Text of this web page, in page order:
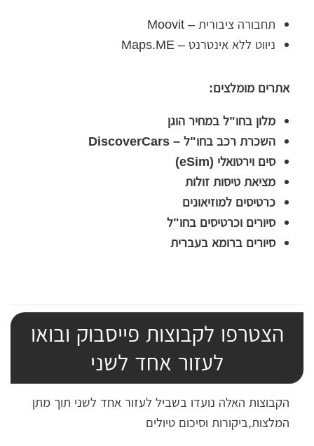
תחבורה ציבורית – Moovit
ניווט ללא אינטרנט – Maps.ME
אתרים מומלצים:
מלון בחו"ל במחיר הוגן
השכרת רכב בחו"ל – DiscoverCars
סים וירטואלי (eSim)
מציאת טיסות זולות
כרטיסים למוזיאונים
סיורים וכרטיסים בחו"ל
סיורים ברומא בעברית
הצטרפו לקבוצות פייסבוק ובואו
לעזור אחד לשני
הקבוצות האלה נועדו בשביל לעזור אחד לשני תוך מתן
המלצות,ביקורות וסיכום טיולים